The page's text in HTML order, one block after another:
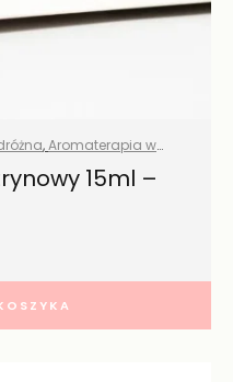
,Aromaterapia w
naturalne , Przyprawy i
Zdrowy dom
15ml –